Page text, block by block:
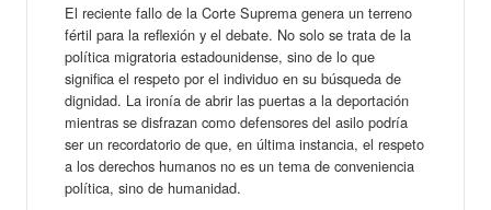
El reciente fallo de la Corte Suprema genera un terreno
fértil para la reflexión y el debate. No solo se trata de la
política migratoria estadounidense, sino de lo que
significa el respeto por el individuo en su búsqueda de
dignidad. La ironía de abrir las puertas a la deportación
mientras se disfrazan como defensores del asilo podría
ser un recordatorio de que, en última instancia, el respeto
a los derechos humanos no es un tema de conveniencia
política, sino de humanidad.